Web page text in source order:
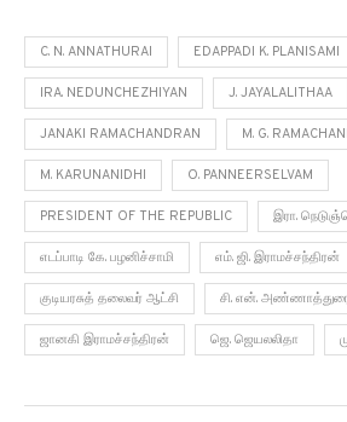
C. N. ANNATHURAI EDAPPADI K. PLANISAMI
IRA. NEDUNCHEZHIYAN J. JAYALALITHAA
JANAKI RAMACHANDRAN M. G.
M. KARUNANIDHI O. PANNEERSELVAM
PRESIDENT OF THE REPUBLIC இரா.
எடப்பாடி கே. பழனிச்சாமி எம். ஜி. இராமச்சந்திரன்
குடியரசுத் தலைவர் ஆட்சி சி. என்.
ஜானகி இராமச்சந்திரன் ஜெ. ஜெயலலிதா